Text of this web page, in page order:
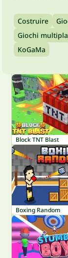
Costruire
Giochi
KoGaMa
Block TNT Blast
Boxing Random